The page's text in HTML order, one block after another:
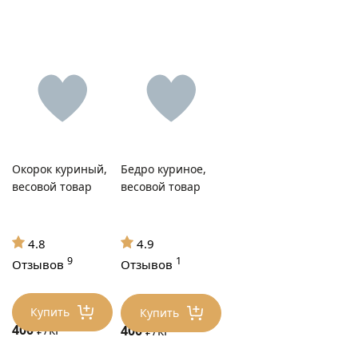
Купить
400₽/кг
Окорок куриный,
весовой товар
4.8
Отзывов 9
Купить
400₽/кг
Бедро куриное,
весовой товар
4.9
Отзывов 1